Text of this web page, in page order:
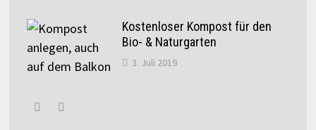
Kostenloser Kompost für den
Bio- & Naturgarten
3. Juli 2019